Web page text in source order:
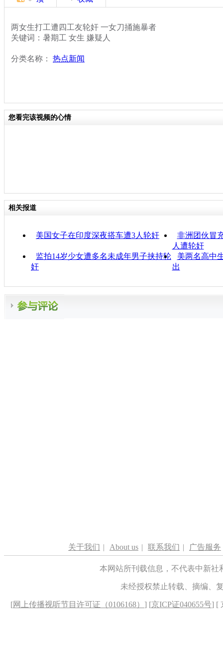
两女生打工遭四工友轮奸 一女刀捅施暴者
关键词：暑期工 女生 嫌疑人
分类名称： 热点新闻
您看完该视频的心情
相关报道
美国女子在印度深夜搭车遭3人轮奸
非洲团伙冒
人遭轮奸
监拍14岁少女遭多名未成年男子挟持轮
奸
美两名高中
出
关于我们 | About us | 联系我们 | 广告服务
本网站所刊载信息，不代表中新
未经授权禁止转载、摘编、
[网上传播视听节目许可证（0106168） ] [京ICP证040655号] [